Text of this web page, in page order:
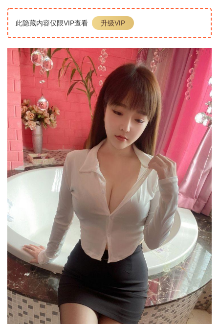
此隐藏内容仅限VIP查看 升级VIP